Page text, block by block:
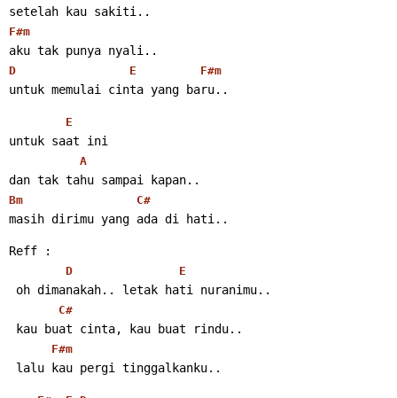
setelah kau sakiti..
F#m
aku tak punya nyali..
D E F#m
untuk memulai cinta yang baru..
E
untuk saat ini
A
dan tak tahu sampai kapan..
Bm C#
masih dirimu yang ada di hati..
Reff :
D E
oh dimanakah.. letak hati nuranimu..
C#
kau buat cinta, kau buat rindu..
F#m
lalu kau pergi tinggalkanku..